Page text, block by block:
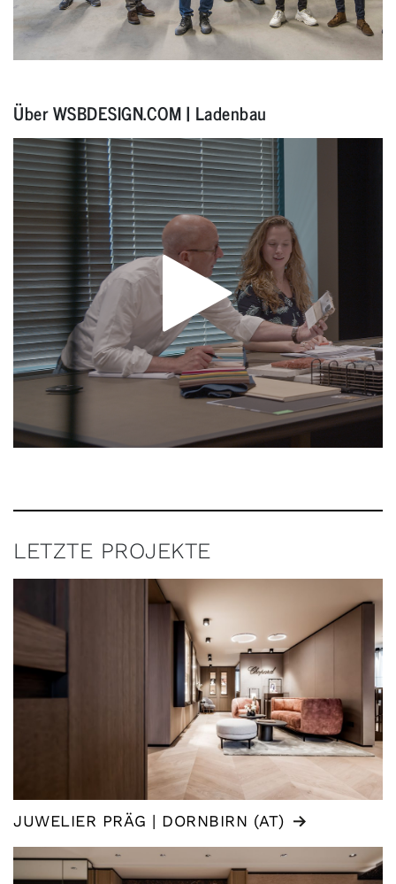
Über WSBDESIGN.COM | Ladenbau
LETZTE PROJEKTE
JUWELIER PRÄG | DORNBIRN (AT)